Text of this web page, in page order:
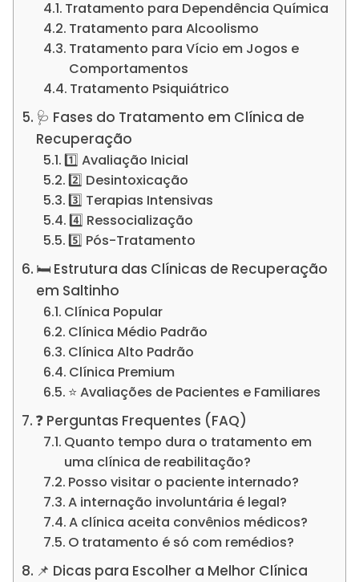
Tratamento para Dependência Química
Tratamento para Alcoolismo
Tratamento para Vício em Jogos e
Comportamentos
Tratamento Psiquiátrico
🩺 Fases do Tratamento em Clínica de
Recuperação
1️⃣ Avaliação Inicial
2️⃣ Desintoxicação
3️⃣ Terapias Intensivas
4️⃣ Ressocialização
5️⃣ Pós-Tratamento
🛏️ Estrutura das Clínicas de Recuperação
em Saltinho
Clínica Popular
Clínica Médio Padrão
Clínica Alto Padrão
Clínica Premium
⭐ Avaliações de Pacientes e Familiares
❓ Perguntas Frequentes (FAQ)
Quanto tempo dura o tratamento em
uma clínica de reabilitação?
Posso visitar o paciente internado?
A internação involuntária é legal?
A clínica aceita convênios médicos?
O tratamento é só com remédios?
📌 Dicas para Escolher a Melhor Clínica